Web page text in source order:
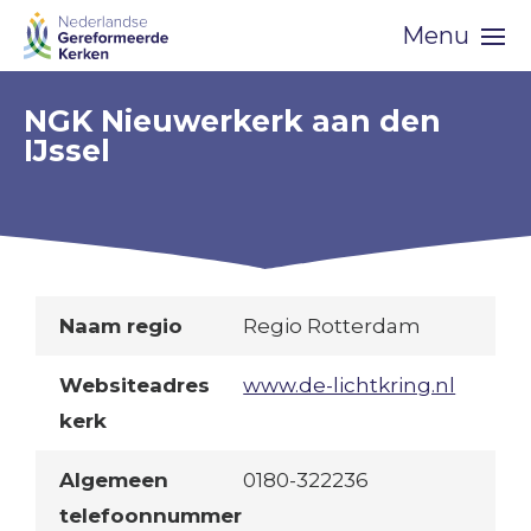
Skip
navigation
Menu
NGK Nieuwerkerk aan den
IJssel
Naam regio Regio Rotterdam
Websiteadres
kerk
www.de-lichtkring.nl
Algemeen
telefoonnummer
0180-322236